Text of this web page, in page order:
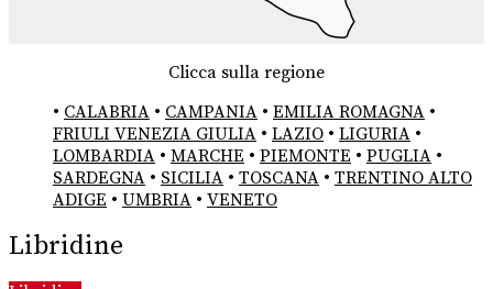
Clicca sulla regione
• CALABRIA • CAMPANIA • EMILIA ROMAGNA •
FRIULI VENEZIA GIULIA • LAZIO • LIGURIA •
LOMBARDIA • MARCHE • PIEMONTE • PUGLIA •
SARDEGNA • SICILIA • TOSCANA • TRENTINO ALTO
ADIGE • UMBRIA • VENETO
Libridine